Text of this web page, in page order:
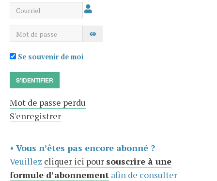
Courriel
Mot de passe AFFICHER LE MOT DE PASSE
Se souvenir de moi
S'IDENTIFIER
Mot de passe perdu
S'enregistrer
• Vous n’êtes pas encore abonné ?
Veuillez cliquer ici pour souscrire à une
formule d’abonnement afin de consulter